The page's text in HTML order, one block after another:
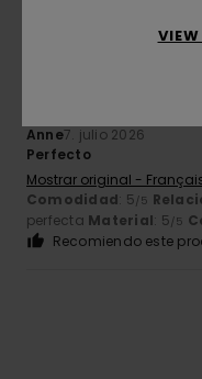
Anne7. julio 2026
Perfecto
Mostrar original -
Comodidad: 5/5
perfecta Material: 5/5
Recomiendo este